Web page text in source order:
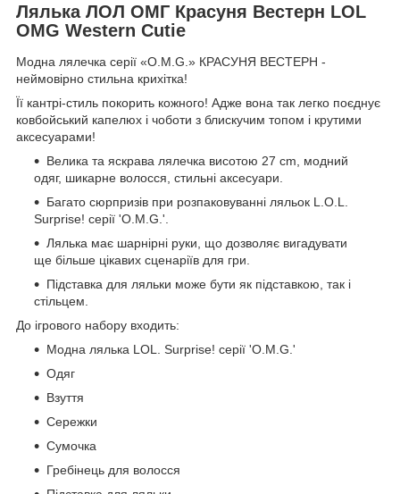
Лялька ЛОЛ ОМГ Красуня Вестерн LOL
OMG Western Cutie
Модна лялечка серії «O.M.G.» КРАСУНЯ ВЕСТЕРН -
неймовірно стильна крихітка!
Її кантрі-стиль покорить кожного! Адже вона так легко поєднує
ковбойський капелюх і чоботи з блискучим топом і крутими
аксесуарами!
Велика та яскрава лялечка висотою 27 cm, модний
одяг, шикарне волосся, стильні аксесуари.
Багато сюрпризів при розпаковуванні ляльок L.O.L.
Surprise! серії 'O.M.G.'.
Лялька має шарнірні руки, що дозволяє вигадувати
ще більше цікавих сценаріїв для гри.
Підставка для ляльки може бути як підставкою, так і
стільцем.
До ігрового набору входить:
Модна лялька LOL. Surprise! серії 'O.M.G.'
Одяг
Взуття
Сережки
Сумочка
Гребінець для волосся